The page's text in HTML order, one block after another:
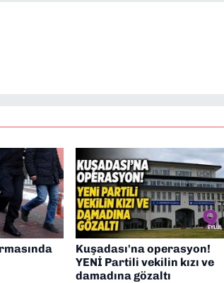
Kuşadası'na operasyon!
YENİ Partili vekilin kızı ve
damadına gözaltı